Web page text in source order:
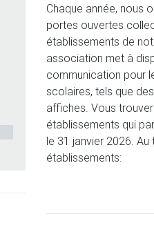
Chaque année, nous
portes ouvertes
établissements de
association met à
communication pour
scolaires, tels que
affiches. Vous
établissements qui
le 31 janvier 2026. Au
établissements: